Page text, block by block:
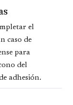
el
caso de
para
del
adhesión.